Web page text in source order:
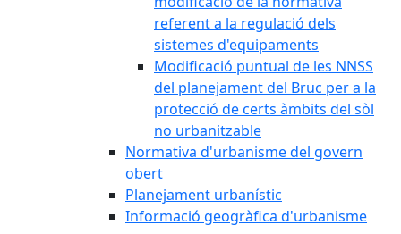
referent a la regulació dels
sistemes d'equipaments
Modificació puntual de les NNSS
del planejament del Bruc per a la
protecció de certs àmbits del sòl
no urbanitzable
Normativa d'urbanisme del govern
obert
Planejament urbanístic
Informació geogràfica d'urbanisme